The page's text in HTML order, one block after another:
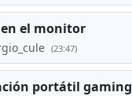
el monitor
(23:47)
portátil gaming